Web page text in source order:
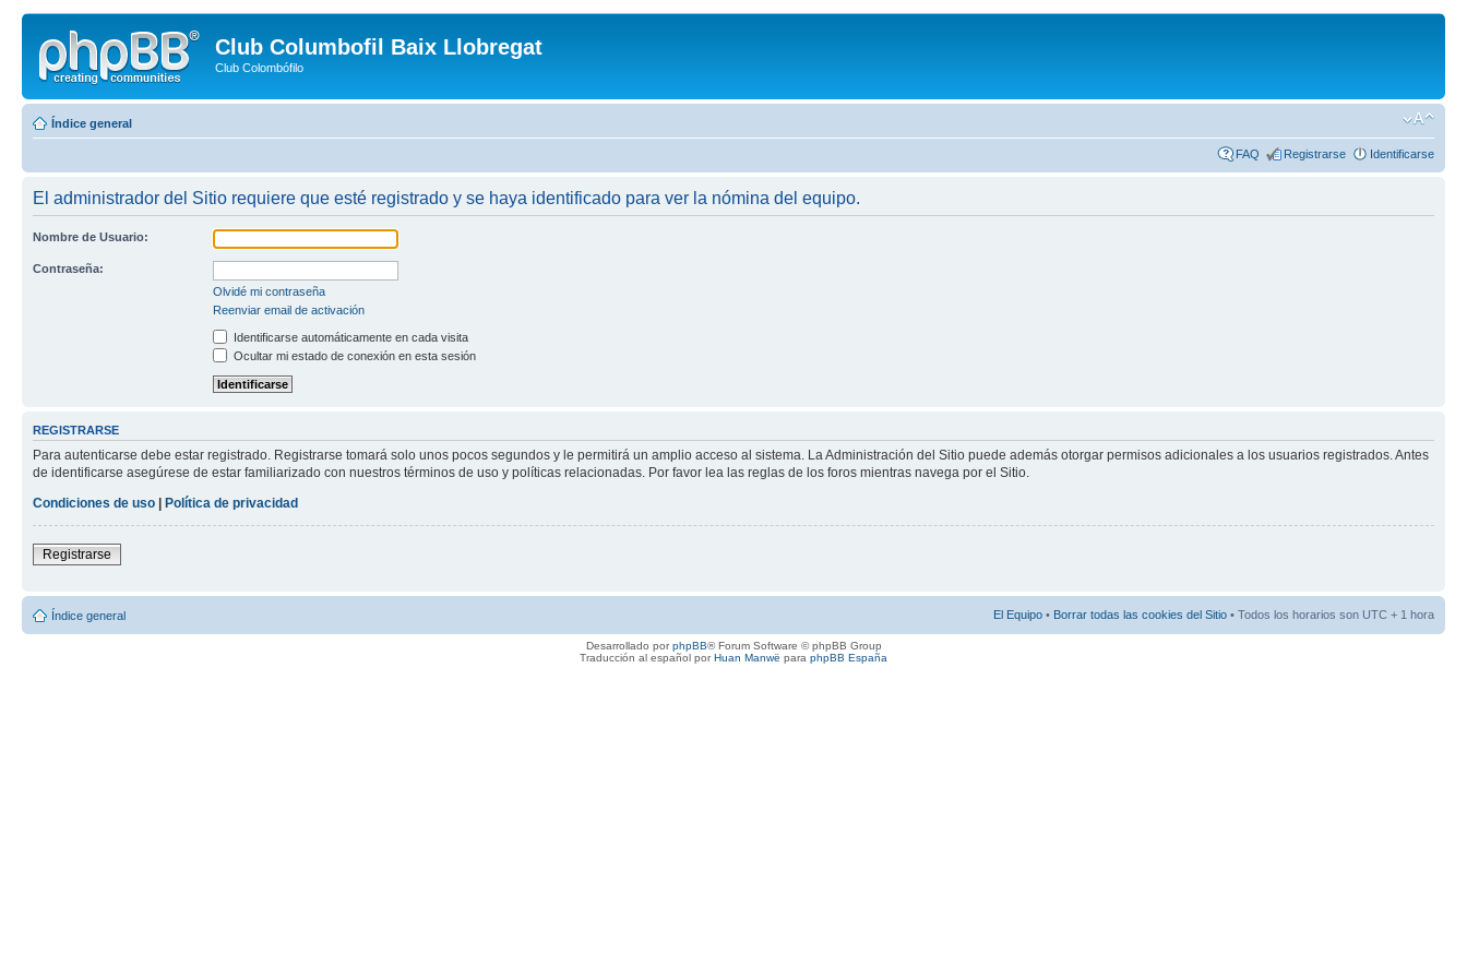
Club Columbofil Baix Llobregat
Club Colombófilo
Índice general
FAQ Registrarse Identificarse
El administrador del Sitio requiere que esté registrado y se haya identificado para ver la nómina del equipo.
Nombre de Usuario:
Contraseña:
Olvidé mi contraseña
Reenviar email de activación
Identificarse automáticamente en cada visita
Ocultar mi estado de conexión en esta sesión
REGISTRARSE
Para autenticarse debe estar registrado. Registrarse tomará solo unos pocos segundos y le permitirá un amplio acceso al sistema. La Administración del Sitio puede además otorgar permisos adicionales a los usuarios registrados. Antes
de identificarse asegúrese de estar familiarizado con nuestros términos de uso y políticas relacionadas. Por favor lea las reglas de los foros mientras navega por el Sitio.
Condiciones de uso
Política de privacidad
Registrarse
Índice general El Equipo • Borrar todas las cookies del Sitio • Todos los horarios son UTC + 1 hora
Desarrollado porphpBB® Forum Software © phpBB Group
Traducción al español porHuan Manwë para phpBB España